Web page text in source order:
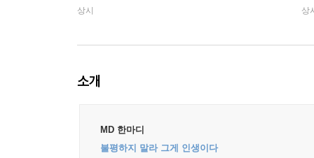
상시 상
소개
MD 한마디
불평하지 말라 그게 인생이다